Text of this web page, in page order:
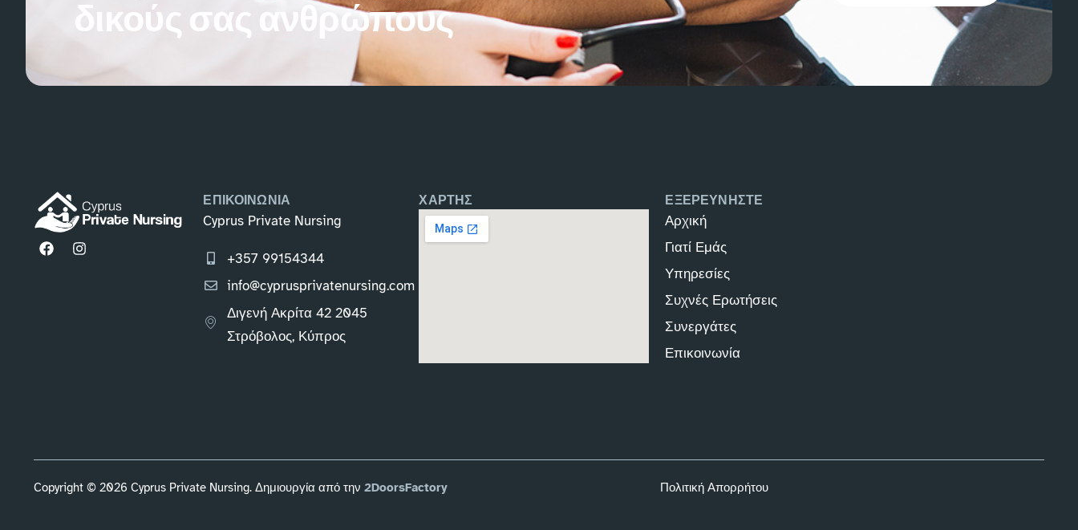
δικούς σας ανθρώπους
ΕΠΙΚΟΙΝΩΝΙΑ
Cyprus Private Nursing
+357 99154344
info@cyprusprivatenursing.com
Διγενή Ακρίτα 42 2045
Στρόβολος, Κύπρος
ΧΑΡΤΗΣ ΕΞΕΡΕΥΝΗΣΤΕ
Αρχική
Γιατί Εμάς
Υπηρεσίες
Συχνές Ερωτήσεις
Συνεργάτες
Επικοινωνία
Copyright © 2026 Cyprus Private Nursing. Δημιουργία από την 2DoorsFactory Πολιτική Απορρήτου